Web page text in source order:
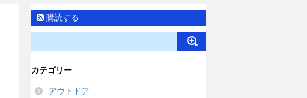
購読する
カテゴリー
アウトドア